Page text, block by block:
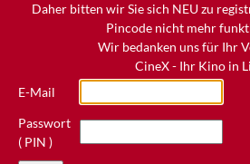
Daher bitten wir Sie sich NEU zu
Pincode nicht mehr
Wir bedanken uns für Ihr
CineX - Ihr Kino in
E-Mail
Passwort
( PIN )